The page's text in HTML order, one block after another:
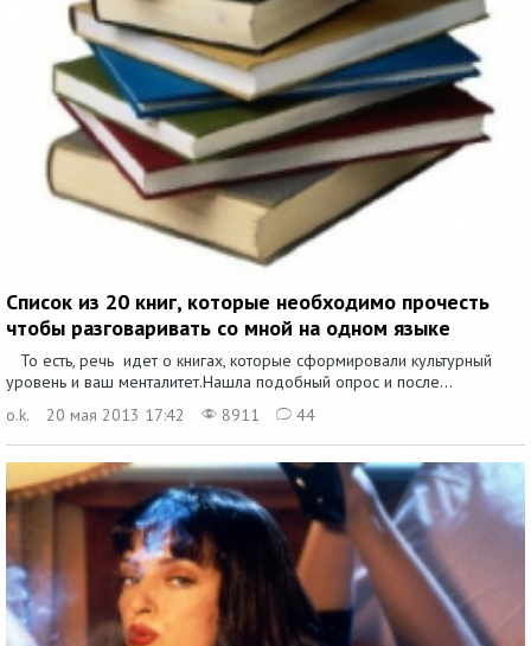
Список из 20 книг, которые необходимо прочесть
чтобы разговаривать со мной на одном языке
То есть, речь идет о книгах, которые сформировали культурный
уровень и ваш менталитет.Нашла подобный опрос и после...
o.k.
20 мая 2013 17:42 8911 44